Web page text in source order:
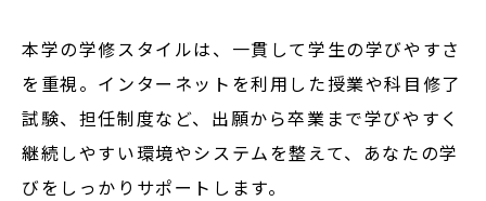
資料請求・ダウンロード
お問い合わせ
お知らせ
本学の学修スタイルは、一貫して学生の学びやすさ
を重視。インターネットを利用した授業や科目修了
試験、担任制度など、出願から卒業まで学びやすく
継続しやすい環境やシステムを整えて、あなたの学
びをしっかりサポートします。